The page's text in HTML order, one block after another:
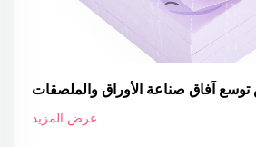
آفاق صناعة الأوراق والملصقات
عرض المزيد